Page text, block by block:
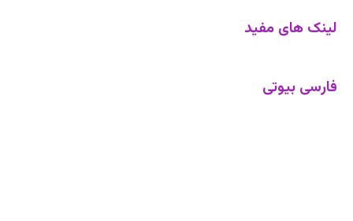
لینک های مفید
فارسی بیوتی